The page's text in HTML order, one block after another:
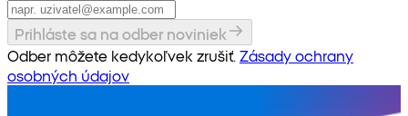
Prihláste sa na odber noviniek
Odber môžete kedykoľvek zrušiť. Zásady ochrany
osobných údajov